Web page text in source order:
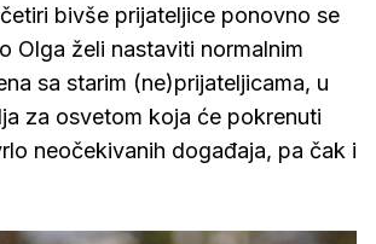
bivše prijateljice ponovno se
Olga želi nastaviti normalnim
sa starim (ne)prijateljicama, u
za osvetom koja će pokrenuti
neočekivanih događaja, pa čak i